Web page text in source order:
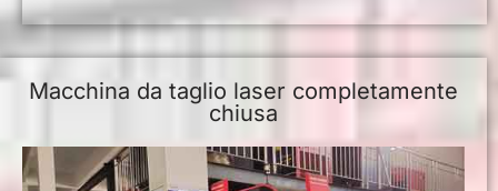
Macchina da taglio laser completamente
chiusa